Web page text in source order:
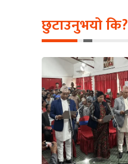
छुटाउनुभयो कि?